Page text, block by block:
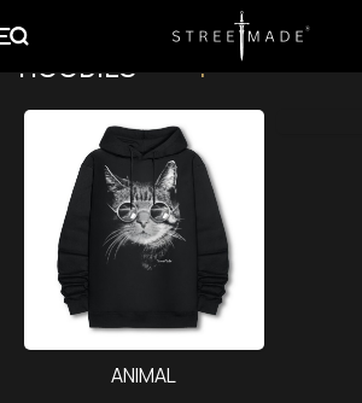
HOODIES Αρχική σελίδα
ANIMAL